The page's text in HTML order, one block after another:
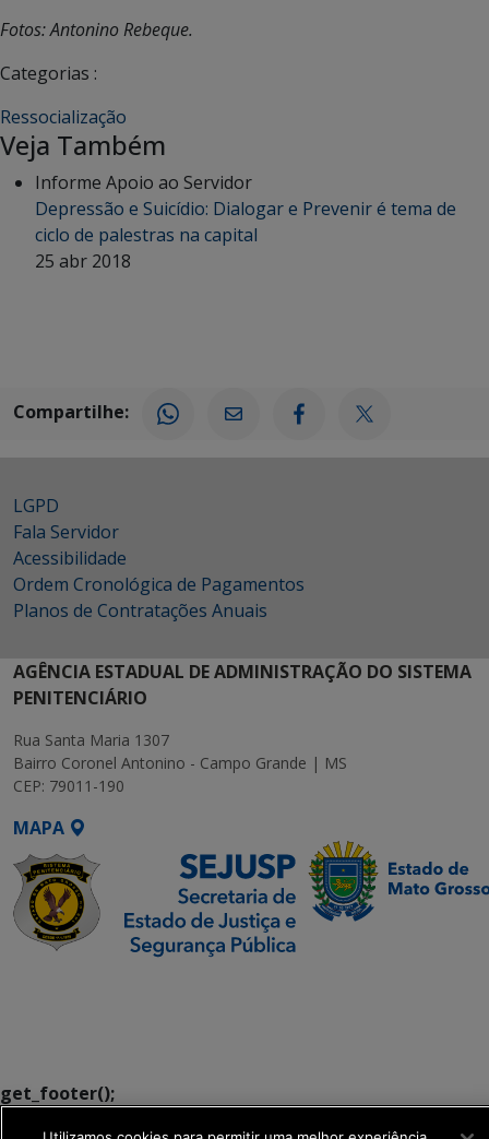
Fotos: Antonino Rebeque.
Categorias :
Ressocialização
Veja Também
Informe Apoio ao Servidor
Depressão e Suicídio: Dialogar e Prevenir é tema de
ciclo de palestras na capital
25 abr 2018
Compartilhe:
LGPD
Fala Servidor
Acessibilidade
Ordem Cronológica de Pagamentos
Planos de Contratações Anuais
AGÊNCIA ESTADUAL DE ADMINISTRAÇÃO DO SISTEMA
PENITENCIÁRIO
Rua Santa Maria 1307
Bairro Coronel Antonino - Campo Grande | MS
CEP: 79011-190
MAPA
get_footer();